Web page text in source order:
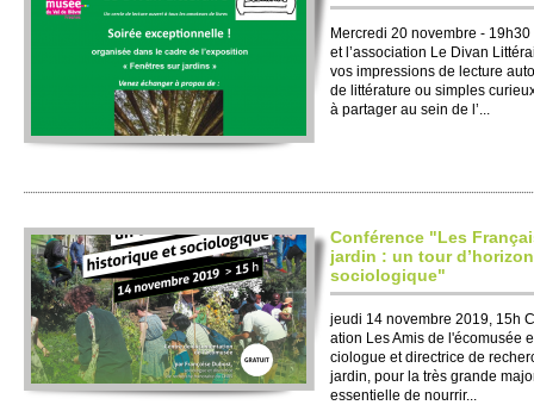
Mer­credi 20 nove­mbre -
et l’asso­ci­ation Le Divan
vos im­pre­ssi­ons de lecture
de littérature ou si­mples
à partager au sein de l’...
Conférence "Les
jardin : un tour
so­ci­o­logique"
jeudi 14 nove­mbre 2019, 15h
ation Les Amis de l'écomusée
ci­o­logue et dire­c­trice de
jardin, pour la très grande
essenti­e­lle de nourrir...